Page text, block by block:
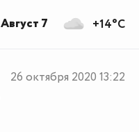
26 октября 2020 13:22
+14°C
Август 7